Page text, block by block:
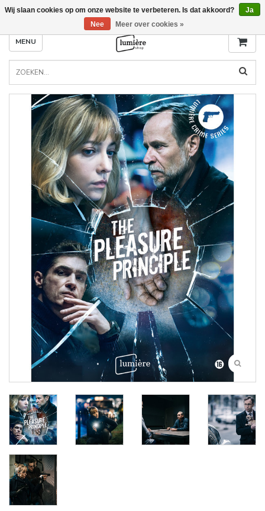
MENU
Wij slaan cookies op om onze website te verbeteren. Is dat akkoord?
Ja
Nee
Meer over cookies »